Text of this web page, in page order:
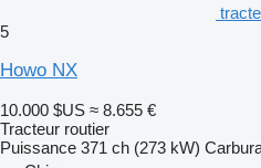
5
Howo NX
10.000 $US ≈ 8.655 €
Tracteur routier
Puissance 371 ch (273 kW)